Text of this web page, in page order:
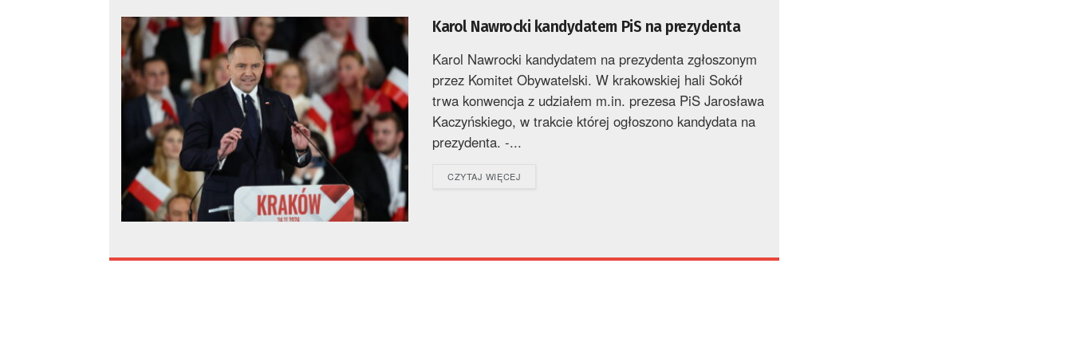
Karol Nawrocki kandydatem PiS na prezydenta
Karol Nawrocki kandydatem na prezydenta zgłoszonym
przez Komitet Obywatelski. W krakowskiej hali Sokół
trwa konwencja z udziałem m.in. prezesa PiS Jarosława
Kaczyńskiego, w trakcie której ogłoszono kandydata na
prezydenta. -...
CZYTAJ WIĘCEJ